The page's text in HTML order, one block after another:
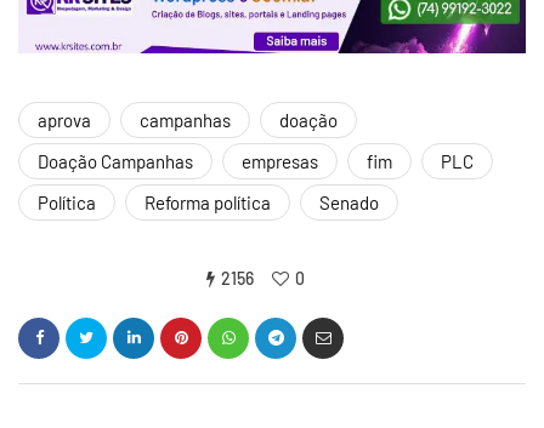
aprova campanhas
doação
Doação Campanhas
empresas fim
PLC
Política
Reforma política Senado
2156 0